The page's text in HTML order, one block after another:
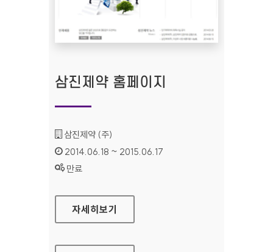
삼진제약 홈페이지
기관명 :
삼진제약 (주)
인증기간 :
2014.06.18 ~ 2015.06.17
상태 :
만료
삼진제약 홈페이지
자세히보기